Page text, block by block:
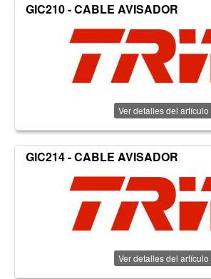
GIC210 - CABLE AVISADOR
Ver detalles del artículo
GIC214 - CABLE AVISADOR
Ver detalles del artículo